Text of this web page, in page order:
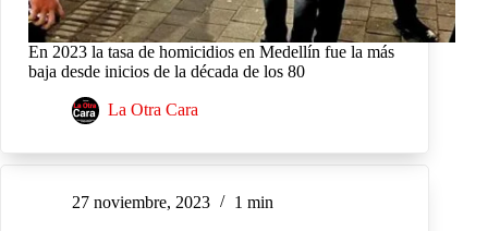
En 2023 la tasa de homicidios en Medellín fue la más
baja desde inicios de la década de los 80
La Otra Cara
27 noviembre, 2023 1 min